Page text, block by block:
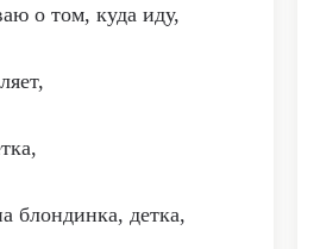
о том, куда иду,
блондинка, детка,